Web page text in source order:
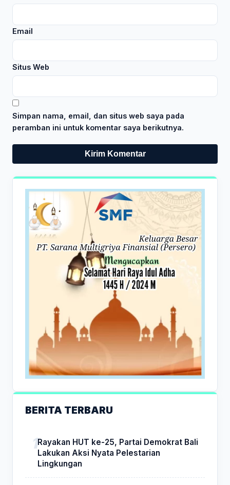
Email
Situs Web
Simpan nama, email, dan situs web saya pada
peramban ini untuk komentar saya berikutnya.
BERITA TERBARU
Rayakan HUT ke-25, Partai Demokrat Bali
Lakukan Aksi Nyata Pelestarian
Lingkungan